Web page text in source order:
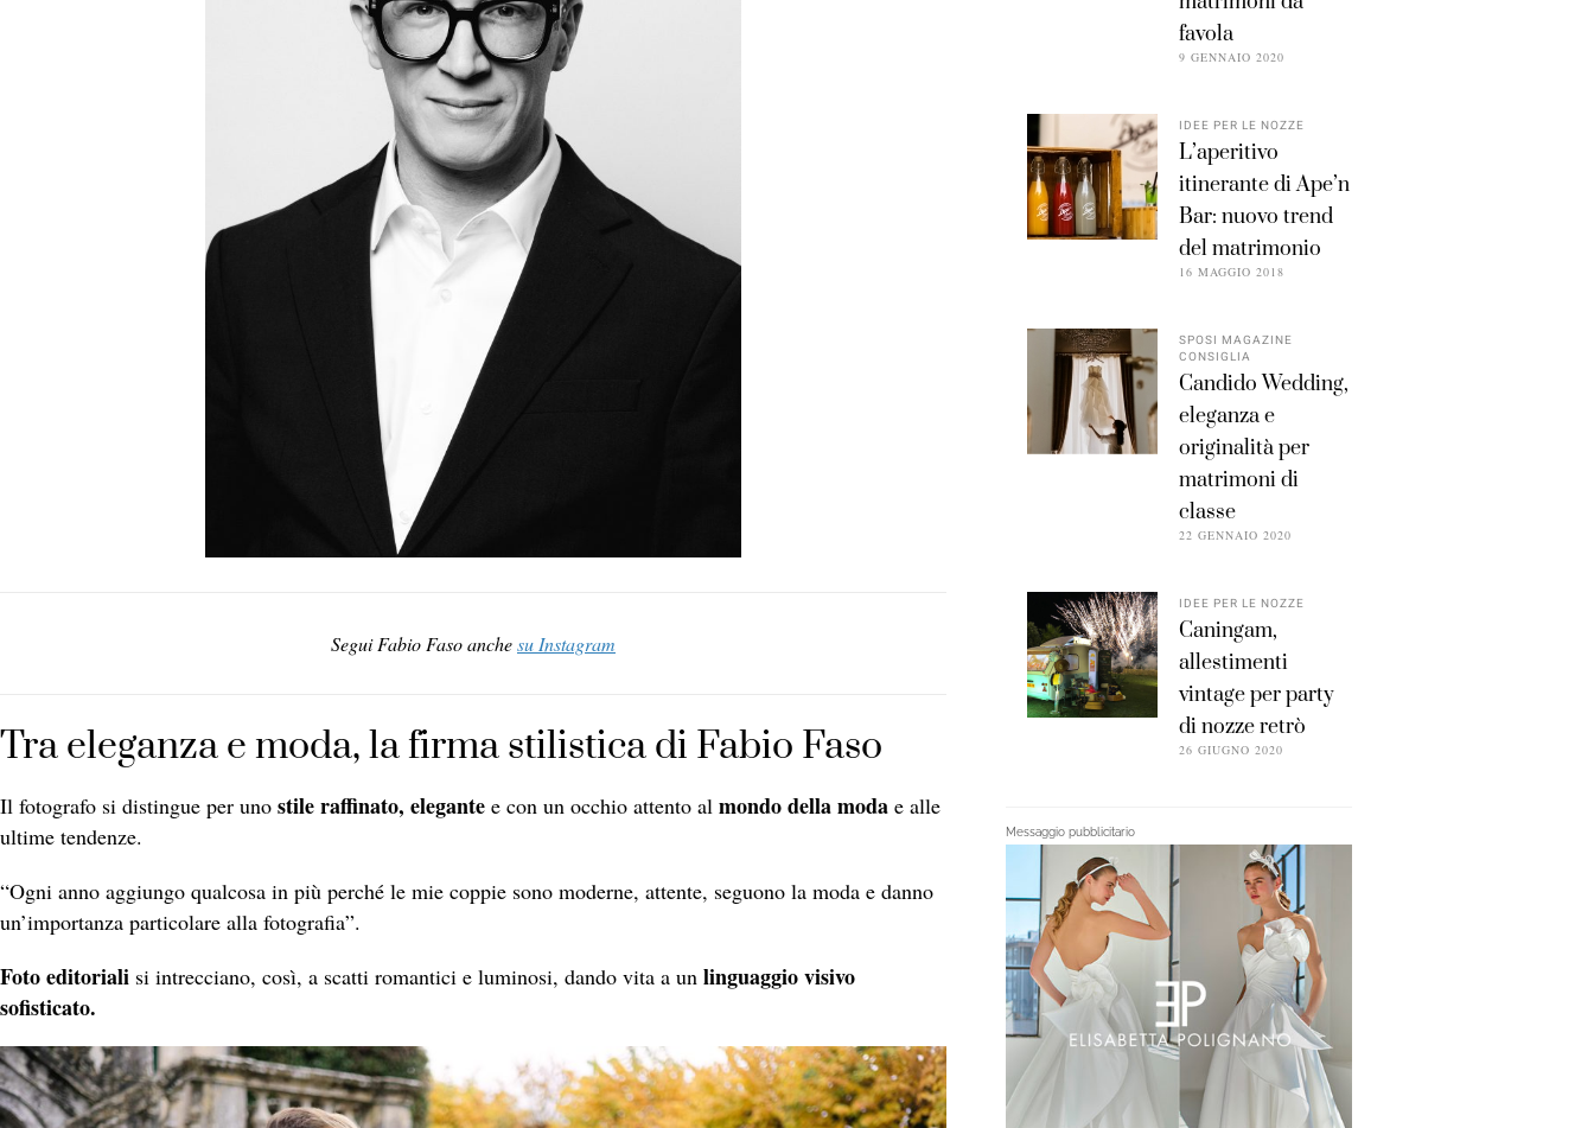
Segui Fabio Faso anchesu Instagram
Tra eleganza e moda, la firma stilistica di Fabio Faso
Il fotografo si distingue per uno stile raffinato, elegante e con un occhio attento al mondo della moda e alle
ultime tendenze.
“Ogni anno aggiungo qualcosa in più perché le mie coppie sono moderne, attente, seguono la moda e danno
un’importanza particolare alla fotografia”.
Foto editoriali si intrecciano, così, a scatti romantici e luminosi, dando vita a un linguaggio visivo
sofisticato.
favola
9 GENNAIO 2020
IDEE PER LE NOZZE
L’aperitivo
itinerante di Ape’n
Bar: nuovo trend
del matrimonio
16 MAGGIO 2018
SPOSI MAGAZINE
CONSIGLIA
Candido Wedding,
eleganza e
originalità per
matrimoni di
classe
22 GENNAIO 2020
IDEE PER LE NOZZE
Caningam,
allestimenti
vintage per party
di nozze retrò
26 GIUGNO 2020
Messaggio pubblicitario